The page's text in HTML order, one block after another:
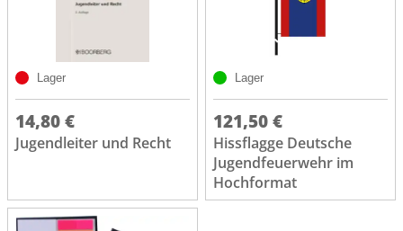
Lager
14,80 €
Jugendleiter und Recht
Lager
121,50 €
Hissflagge Deutsche
Jugendfeuerwehr im
Hochformat